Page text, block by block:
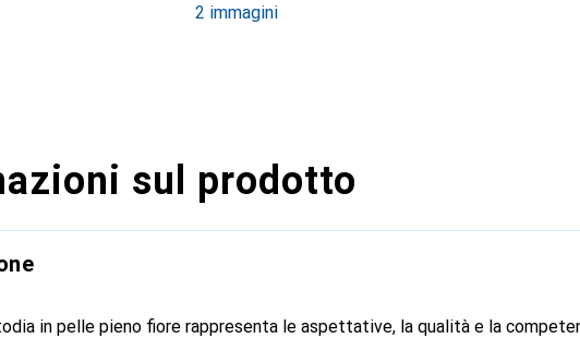
2 immagini
sul prodotto
in pelle pieno fiore rappresenta le aspettative, la qualità e la